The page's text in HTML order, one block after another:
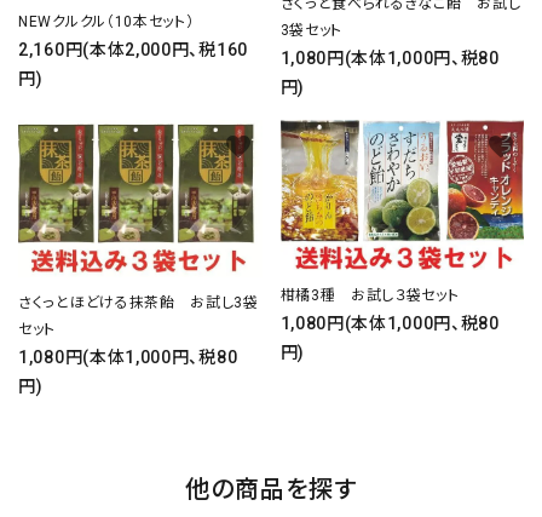
NEWクルクル（10本セット）
2,160円(本体2,000円、税160
円)
さくっと食べられるきなこ飴 お試し
3袋セット
1,080円(本体1,000円、税80
円)
さくっとほどける抹茶飴 お試し3袋
セット
1,080円(本体1,000円、税80
円)
favorite
柑橘3種 お試し３袋セット
1,080円(本体1,000円、税80
円)
favorite
他の商品を探す